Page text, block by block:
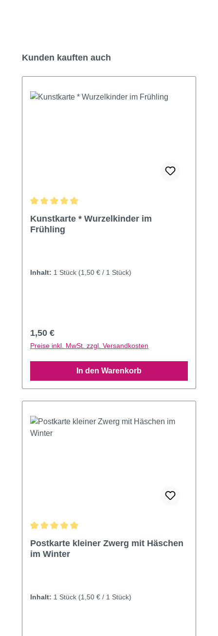
Produktgalerie überspringen
Kunden kauften auch
Kunstkarte * Wurzelkinder im
Frühling
Inhalt: 1 Stück (1,50 € / 1 Stück)
Regulärer Preis:
1,50 €
Preise inkl. MwSt. zzgl. Versandkosten
In den Warenkorb
Postkarte kleiner Zwerg mit Häschen
im Winter
Inhalt: 1 Stück (1,50 € / 1 Stück)